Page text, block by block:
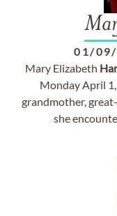
01/
Mary Elizabeth
Monday April
grandmother,
she